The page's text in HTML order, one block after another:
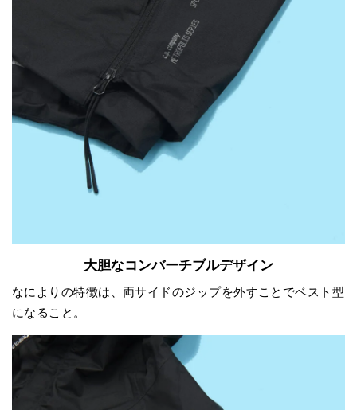
大胆なコンバーチブルデザイン
なによりの特徴は、両サイドのジップを外すことでベスト型
になること。